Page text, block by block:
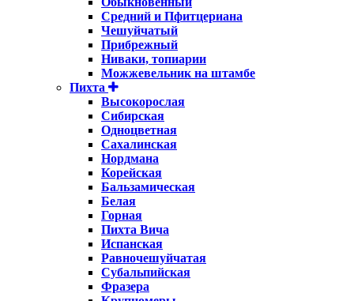
Средний и Пфитцериана
Чешуйчатый
Прибрежный
Ниваки, топиарии
Можжевельник на штамбе
Пихта
Высокорослая
Сибирская
Одноцветная
Сахалинская
Нордмана
Корейская
Бальзамическая
Белая
Горная
Пихта Вича
Испанская
Равночешуйчатая
Субальпийская
Фразера